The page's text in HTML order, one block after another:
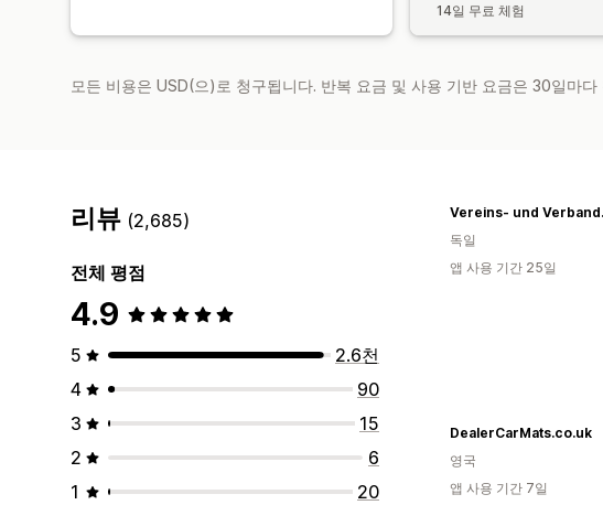
14일 무료 체험
모든 비용은 USD(으)로 청구됩니다. 반복 요금 및 사용 기반 요금은 30일마다
리뷰 (2,685)
전체 평점
4.9
5
2.6천
4
90
3
15
2
6
1
20
독일
앱 사용 기간 25일
DealerCarMats.co.uk
영국
앱 사용 기간 7일